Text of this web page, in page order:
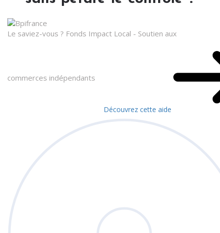
Le saviez-vous ? Fonds Impact Local - Soutien aux
commerces indépendants
Découvrez cette aide